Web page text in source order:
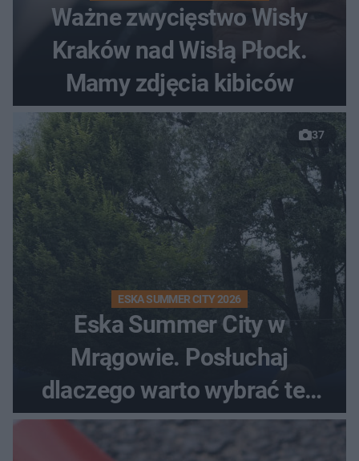
Ważne zwycięstwo Wisły
Kraków nad Wisłą Płock.
Mamy zdjęcia kibiców
37
ESKA SUMMER CITY 2026
Eska Summer City w
Mrągowie. Posłuchaj
dlaczego warto wybrać ten
kierunek na urlop!